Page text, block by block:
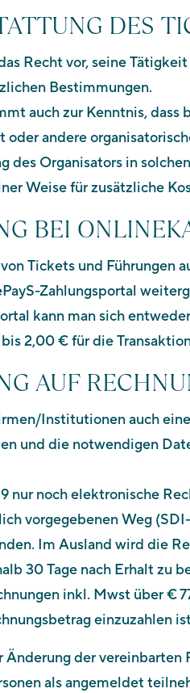
DES
Recht vor, seine
Bestimmungen.
auch zur Kenntnis,
oder andere
des Organisators in
Weise für zusätzliche
BEI
Tickets und Führungen
Zahlungsportal
kann man sich
2,00 € für die
AUF
Institutionen auch
und die notwendigen
nur noch elektronische
vorgegebenen Weg
Im Ausland wird die
30 Tage nach Erhalt zu
inkl. Mwst über €
einzuzahlen
der
als angemeldet